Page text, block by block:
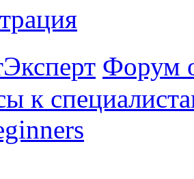
Форум
к